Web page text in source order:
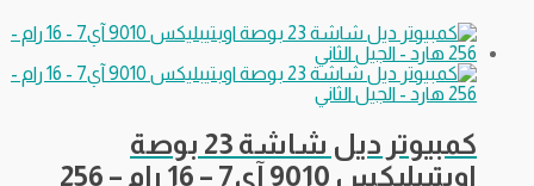
كمبيوتر ديل شاشة 23 بوصة
اوبتيبليكس 9010 آي7 – 16 رام – 256